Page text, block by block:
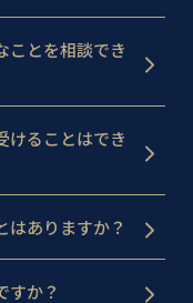
ことを相談でき
けることはでき
はありますか？
すか？